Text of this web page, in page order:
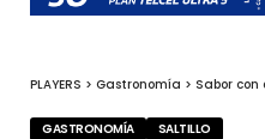
PLAYERS > Gastronomía > Sabor con estrella:
GASTRONOMÍA SALTILLO